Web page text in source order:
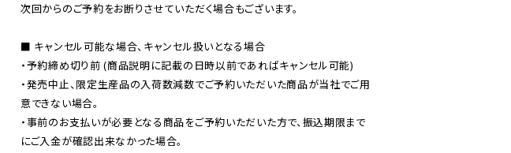
次回からのご予約をお断りさせていただく場合もございます。
■ キャンセル可能な場合、キャンセル扱いとなる場合
・予約締め切り前 (商品説明に記載の日時以前であればキャンセル可能)
・発売中止、限定生産品の入荷数減数でご予約いただいた商品が当社でご用
意できない場合。
・事前のお支払いが必要となる商品をご予約いただいた方で、振込期限まで
にご入金が確認出来なかった場合。